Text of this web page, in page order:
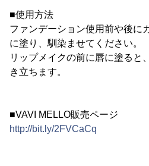
■使用方法
ファンデーション使用前や後に
に塗り、馴染ませてください。
リップメイクの前に唇に塗ると
き立ちます。
■VAVI MELLO販売ページ
http://bit.ly/2FVCaCq